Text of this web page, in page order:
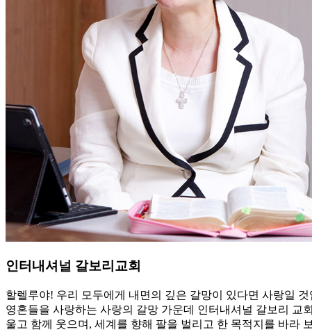
인터내셔널 갈보리교회
할렐루야! 우리 모두에게 내면의 깊은 갈망이 있다면 사랑일
영혼들을 사랑하는 사랑의 갈망 가운데 인터내셔널 갈보리 교
울고 함께 웃으며, 세계를 향해 팔을 벌리고 한 목적지를 바라